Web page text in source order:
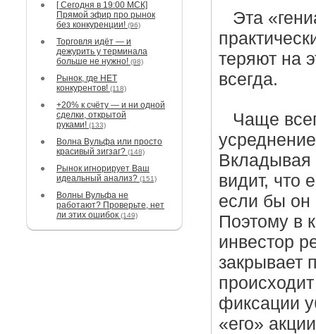
[ Сегодня в 19:00 МСК]
Прямой эфир про рынок
без конкуренции! (96)
Торговля идёт — и
дежурить у терминала
больше не нужно! (98)
Рынок, где НЕТ
конкурентов! (118)
+20% к счёту — и ни одной
сделки, открытой
руками! (133)
Волна Вульфа или просто
красивый зигзаг? (148)
Рынок игнорирует Ваш
идеальный анализ? (151)
Волны Вульфа не
работают? Проверьте, нет
ли этих ошибок (149)
Эта
теряют на
всегда.
Чаще
Вкладывая
видит, что
если бы он
Поэтому в
инвестор
закрывает
фиксации
«его»